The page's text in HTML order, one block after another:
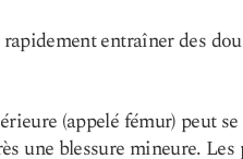
entraîner des
(appelé fémur) peut
une blessure mineure. Les